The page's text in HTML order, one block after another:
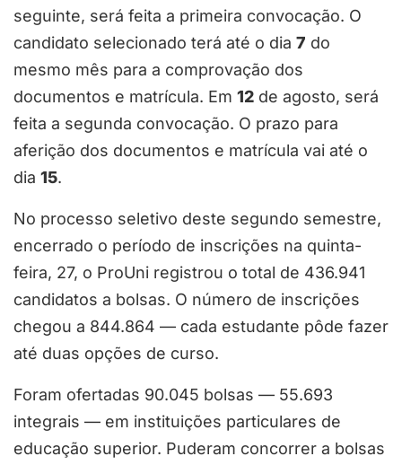
seguinte, será feita a primeira convocação. O
candidato selecionado terá até o dia 7 do
mesmo mês para a comprovação dos
documentos e matrícula. Em 12 de agosto, será
feita a segunda convocação. O prazo para
aferição dos documentos e matrícula vai até o
dia 15.
No processo seletivo deste segundo semestre,
encerrado o período de inscrições na quinta-
feira, 27, o ProUni registrou o total de 436.941
candidatos a bolsas. O número de inscrições
chegou a 844.864 — cada estudante pôde fazer
até duas opções de curso.
Foram ofertadas 90.045 bolsas — 55.693
integrais — em instituições particulares de
educação superior. Puderam concorrer a bolsas